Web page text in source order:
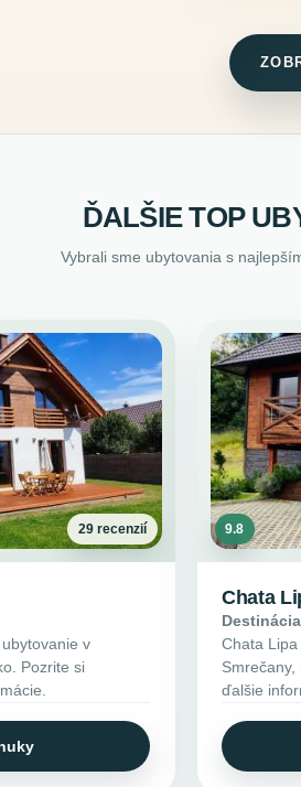
ĎALŠIE TOP
Vybrali sme ubytovania s
29 recenzií
v
Pozrite si
9.8
Chata
Chata
ďalšie